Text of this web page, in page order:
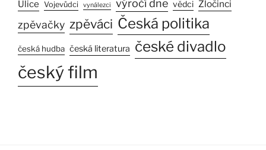
Ulice Vojevůdci vynálezci výročí dne vědci Zločinci
zpěvačky zpěváci Česká politika
česká hudba česká literatura české divadlo
český film